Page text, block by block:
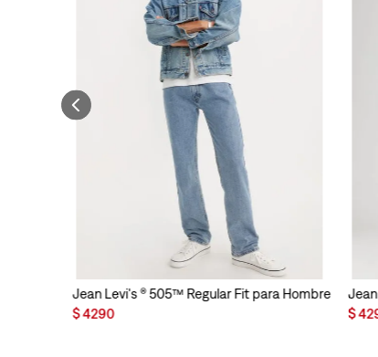
Jean Levi's ® 505™ Regular Fit para Hombre
$4290
$